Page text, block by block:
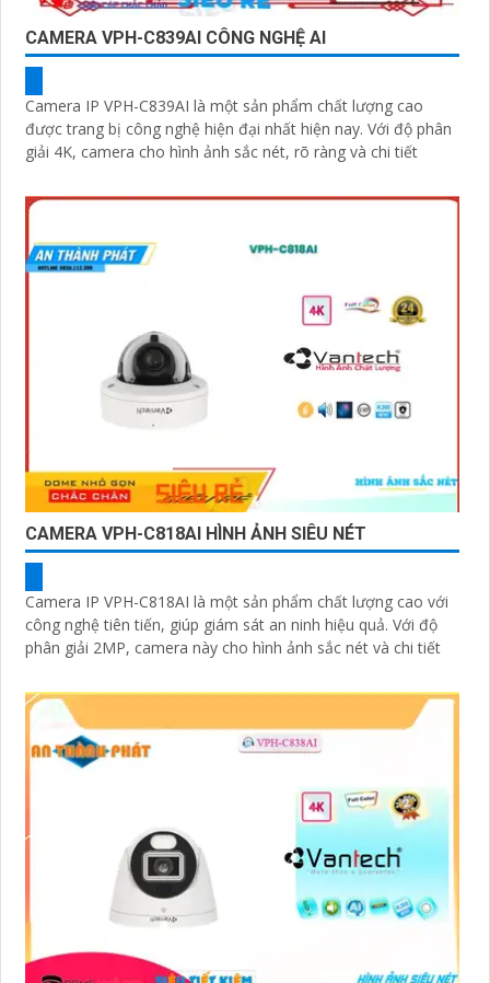
CAMERA VPH-C839AI CÔNG NGHỆ AI
Camera IP VPH-C839AI là một sản phẩm chất lượng cao
được trang bị công nghệ hiện đại nhất hiện nay. Với độ phân
giải 4K, camera cho hình ảnh sắc nét, rõ ràng và chi tiết
CAMERA VPH-C818AI HÌNH ẢNH SIÊU NÉT
Camera IP VPH-C818AI là một sản phẩm chất lượng cao với
công nghệ tiên tiến, giúp giám sát an ninh hiệu quả. Với độ
phân giải 2MP, camera này cho hình ảnh sắc nét và chi tiết